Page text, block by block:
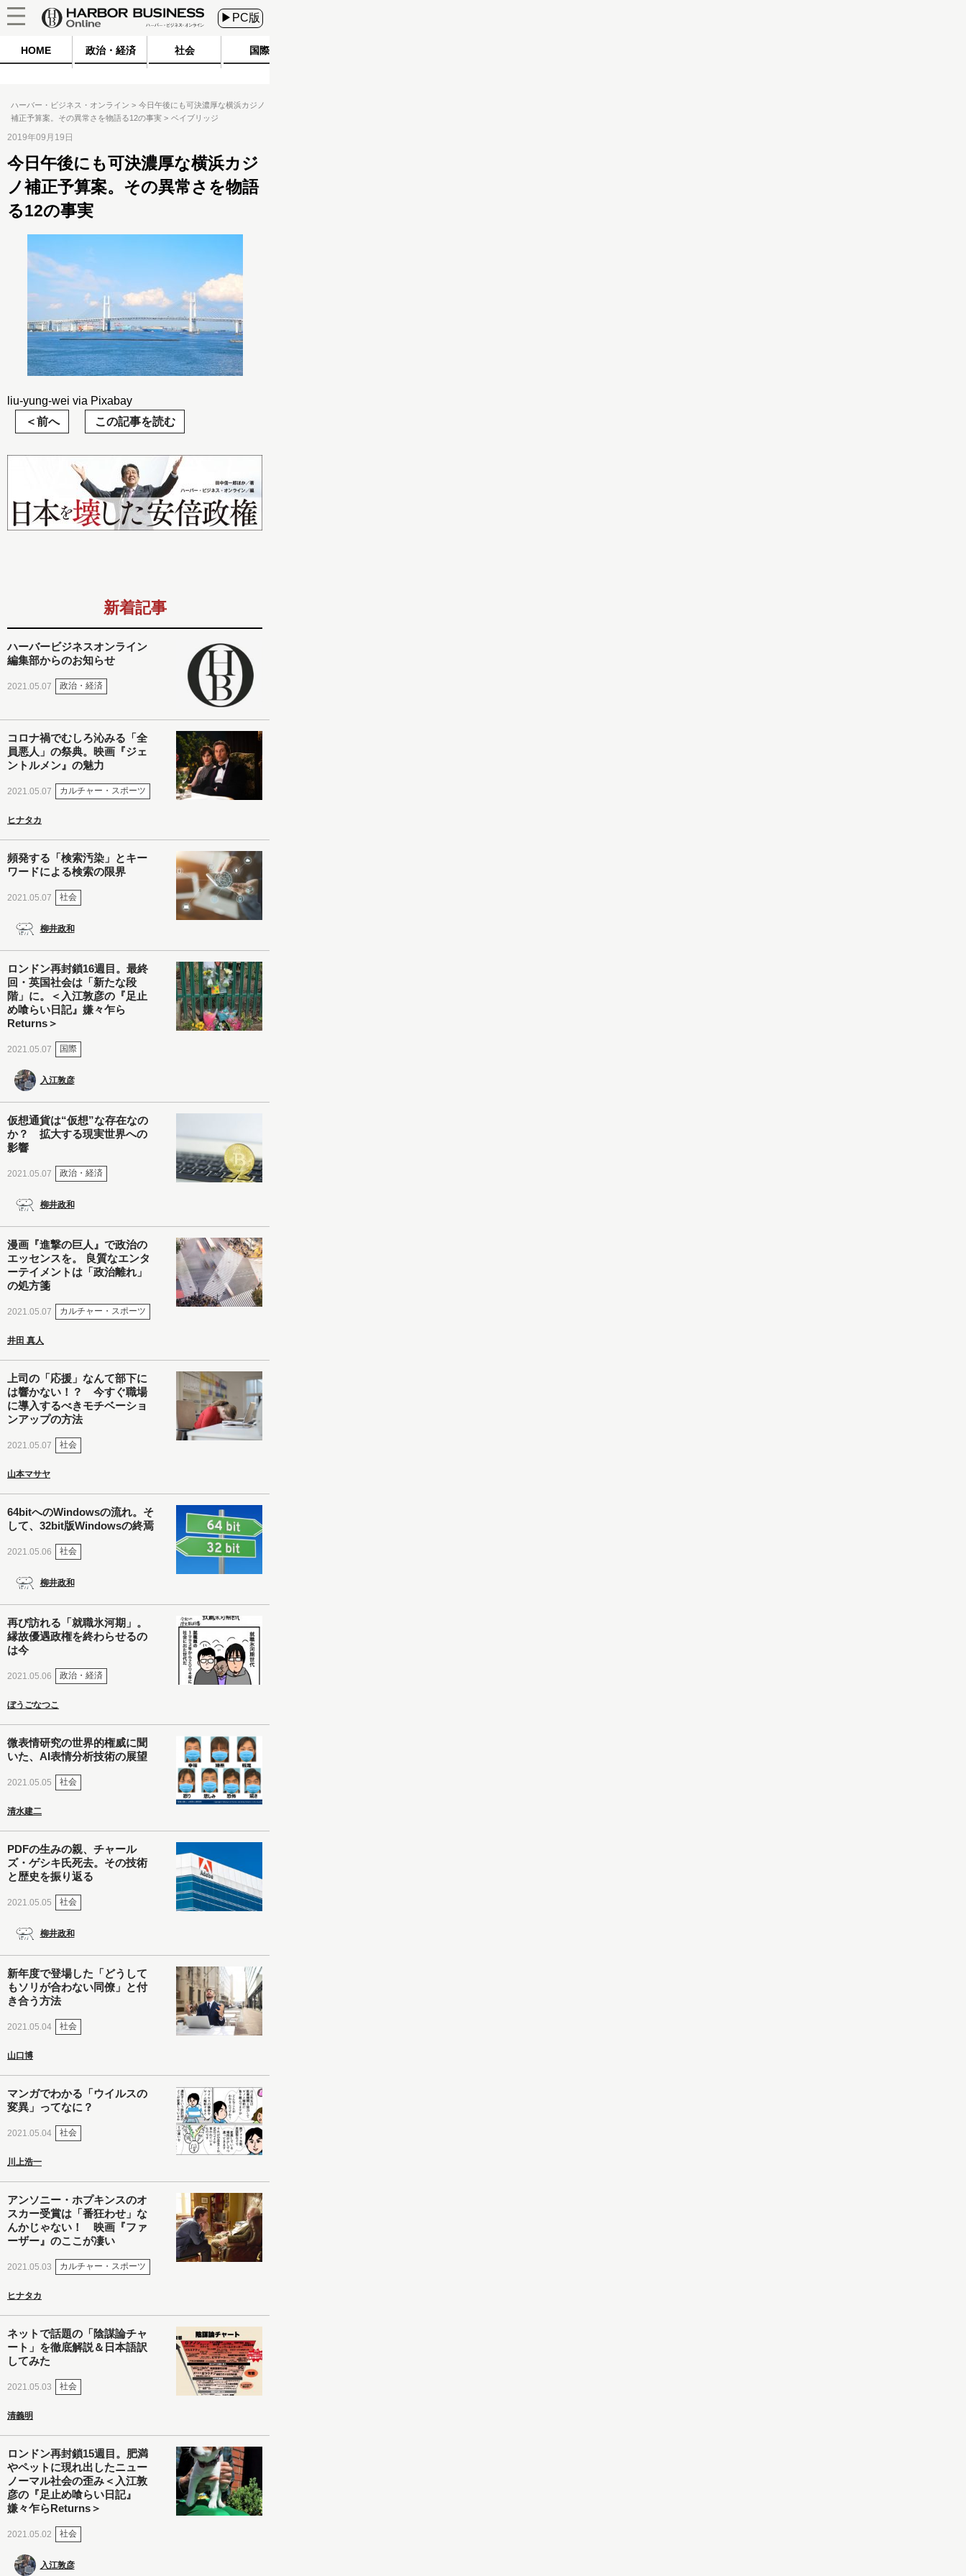
▶PC版
HOME 政治・経済 社会 国際
ハーバー・ビジネス・オンライン
今日午後にも可決濃厚な横浜カジノ
補正予算案。その異常さを物語る12の事実
ベイブリッジ
2019年09月19日
今日午後にも可決濃厚な横浜カジ
ノ補正予算案。その異常さを物語
る12の事実
liu-yung-wei via Pixabay
前へ
この記事を読む
新着記事
ハーバービジネスオンライン
編集部からのお知らせ
2021.05.07 政治・経済
コロナ禍でむしろ沁みる「全
員悪人」の祭典。映画『ジェ
ントルメン』の魅力
2021.05.07 カルチャー・スポーツ
ヒナタカ
頻発する「検索汚染」とキー
ワードによる検索の限界
2021.05.07 社会
柳井政和
ロンドン再封鎖16週目。最終
回・英国社会は「新たな段
階」に。＜入江敦彦の『足止
め喰らい日記』嫌々乍ら
Returns＞
2021.05.07 国際
入江敦彦
仮想通貨は“仮想”な存在なの
か？ 拡大する現実世界への
影響
2021.05.07 政治・経済
柳井政和
漫画『進撃の巨人』で政治の
エッセンスを。 良質なエンタ
ーテイメントは「政治離れ」
の処方箋
2021.05.07 カルチャー・スポーツ
井田 真人
上司の「応援」なんて部下に
は響かない！？ 今すぐ職場
に導入するべきモチベーショ
ンアップの方法
2021.05.07 社会
山本マサヤ
64bitへのWindowsの流れ。そ
して、32bit版Windowsの終焉
2021.05.06 社会
柳井政和
再び訪れる「就職氷河期」。
縁故優遇政権を終わらせるの
は今
2021.05.06 政治・経済
ぼうごなつこ
微表情研究の世界的権威に聞
いた、AI表情分析技術の展望
2021.05.05 社会
清水建二
PDFの生みの親、チャール
ズ・ゲシキ氏死去。その技術
と歴史を振り返る
2021.05.05 社会
柳井政和
新年度で登場した「どうして
もソリが合わない同僚」と付
き合う方法
2021.05.04 社会
山口博
マンガでわかる「ウイルスの
変異」ってなに？
2021.05.04 社会
川上浩一
アンソニー・ホプキンスのオ
スカー受賞は「番狂わせ」な
んかじゃない！ 映画『ファ
ーザー』のここが凄い
2021.05.03 カルチャー・スポーツ
ヒナタカ
ネットで話題の「陰謀論チャ
ート」を徹底解説＆日本語訳
してみた
2021.05.03 社会
清義明
ロンドン再封鎖15週目。肥満
やペットに現れ出したニュー
ノーマル社会の歪み＜入江敦
彦の『足止め喰らい日記』
嫌々乍らReturns＞
2021.05.02 社会
入江敦彦